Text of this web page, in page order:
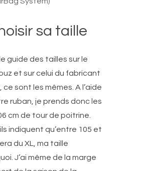
sa taille
guide des tailles sur le
et sur celui du fabricant
ce sont les mêmes. A l’aide
ruban, je prends donc les
cm de tour de poitrine.
indiquent qu’entre 105 et
du XL, ma taille
J’ai même de la marge